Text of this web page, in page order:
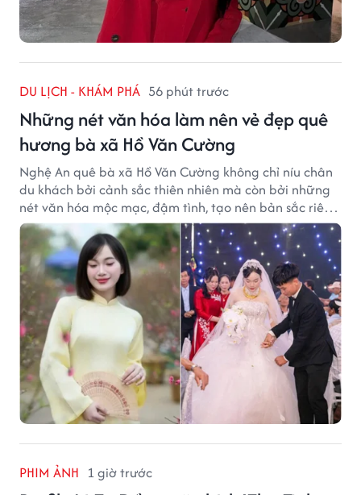
DU LỊCH - KHÁM PHÁ 56 phút trước
Những nét văn hóa làm nên vẻ đẹp quê
hương bà xã Hồ Văn Cường
Nghệ An quê bà xã Hồ Văn Cường không chỉ níu chân
du khách bởi cảnh sắc thiên nhiên mà còn bởi những
nét văn hóa mộc mạc, đậm tình, tạo nên bản sắc riêng
của vùng đất xứ Nghệ.
PHIM ẢNH 1 giờ trước